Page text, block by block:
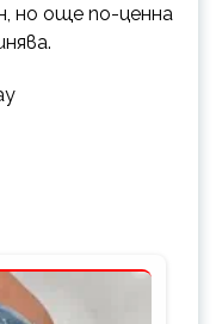
но още по-ценна